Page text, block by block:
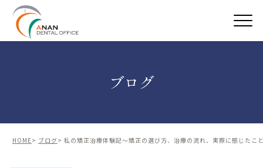
ブログ
HOME ブログ 私の矯正治療体験記〜矯正の選び方、治療の流れ、実際に感じたこ